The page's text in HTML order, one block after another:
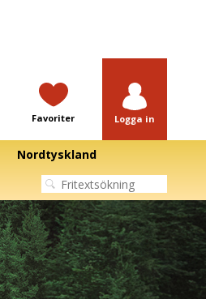
Favoriter Logga in
Nordtyskland